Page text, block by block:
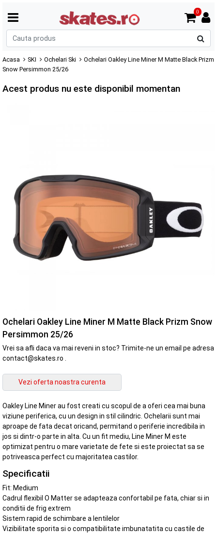
0
Acasa SKI Ochelari Ski
Ochelari Oakley Line Miner M Matte Black Prizm
Snow Persimmon 25/26
Acest produs nu este disponibil momentan
Ochelari Oakley Line Miner M Matte Black Prizm Snow
Persimmon 25/26
Vrei sa afli daca va mai reveni in stoc? Trimite-ne un email pe adresa
contact@skates.ro .
Oakley Line Miner au fost creati cu scopul de a oferi cea mai buna
viziune periferica, cu un design in stil cilindric. Ochelarii sunt mai
aproape de fata decat oricand, permitand o periferie incredibila in
jos si dintr-o parte in alta. Cu un ﬁt mediu, Line Miner M este
optimizat pentru o mare varietate de fete si este proiectat sa se
potriveasca perfect cu majoritatea castilor.
Specificatii
Fit: Medium
Cadrul flexibil O Matter se adapteaza confortabil pe fata, chiar si in
conditii de frig extrem
Sistem rapid de schimbare a lentilelor
Vizibilitate sporita si o compatibilitate imbunatatita cu castile de